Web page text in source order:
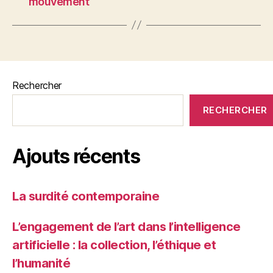
Rechercher
RECHERCHER
Ajouts récents
La surdité contemporaine
L’engagement de l’art dans l’intelligence
artificielle : la collection, l’éthique et
l’humanité